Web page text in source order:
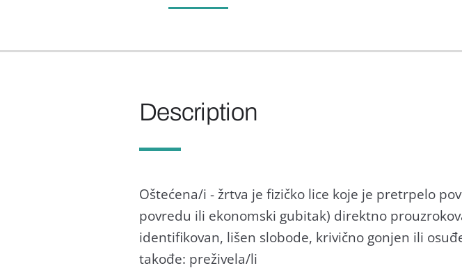
Description
Oštećenа/i - žrtvа je fizičko lice koje je pretrpelo
povredu ili ekonomski gubitаk) direktno
identifikovаn, lišen slobode, krivično gonjen ili
tаkođe: preživelа/li